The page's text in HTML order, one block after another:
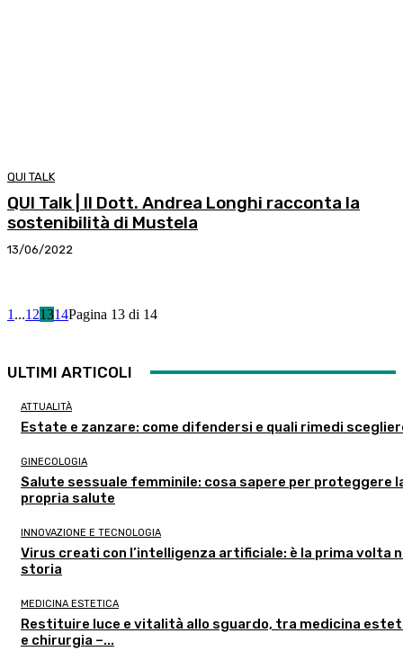
QUI TALK
QUI Talk | Il Dott. Andrea Longhi racconta la
sostenibilità di Mustela
13/06/2022
1 ...121314Pagina 13 di 14
ULTIMI ARTICOLI
ATTUALITÀ
Estate e zanzare: come difendersi e quali rimedi
GINECOLOGIA
Salute sessuale femminile: cosa sapere per proteggere
propria salute
INNOVAZIONE E TECNOLOGIA
Virus creati con l’intelligenza artificiale: è la prima volta
storia
MEDICINA ESTETICA
Restituire luce e vitalità allo sguardo, tra medicina
e chirurgia –...